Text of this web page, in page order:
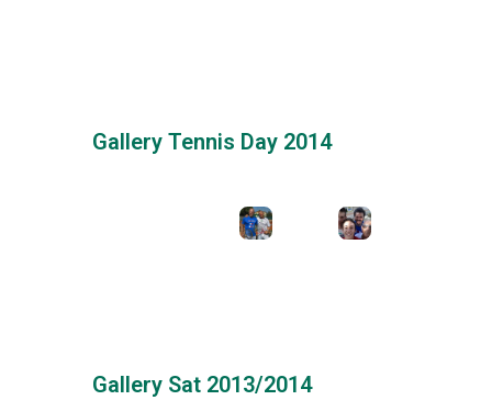
Gallery Tennis Day 2014
Gallery Sat 2013/2014